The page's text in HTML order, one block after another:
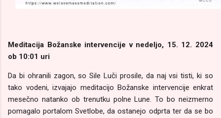
Meditacija Božanske intervencije v nedeljo, 15. 12. 2024
ob 10:01 uri
Da bi ohranili zagon, so Sile Luči prosile, da naj vsi tisti, ki so
tako vodeni, izvajajo meditacijo Božanske intervencije enkrat
mesečno natanko ob trenutku polne Lune. To bo neizmerno
pomagalo portalom Svetlobe, da ostanejo odprta ter da se bo